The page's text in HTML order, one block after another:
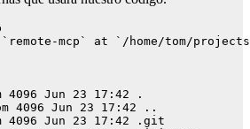
mcp` at `/home/tom/projects/
Jun 23 17:42 .
4096 Jun 23 17:42 ..
4096 Jun 23 17:42 .git